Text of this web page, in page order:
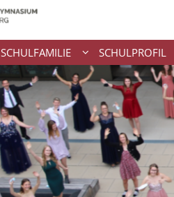
SCHULFAMILIE SCHULPROFIL